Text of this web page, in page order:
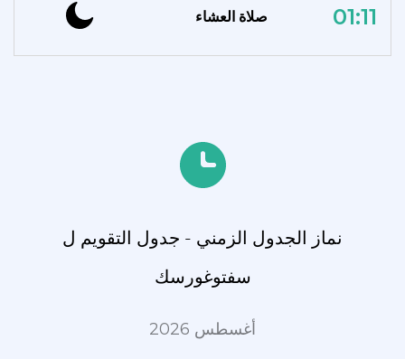
صلاة العشاء 01:11
نماز الجدول الزمني - جدول التقويم ل
سفتوغورسك
أغسطس 2026